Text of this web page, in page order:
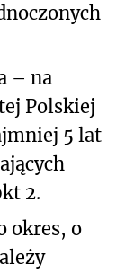
– na
Polskiej
5 lat
2.
okres, o